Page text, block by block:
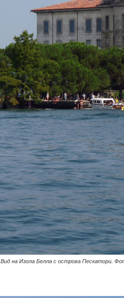
Вид на Изола Белла с острова Пескатори.